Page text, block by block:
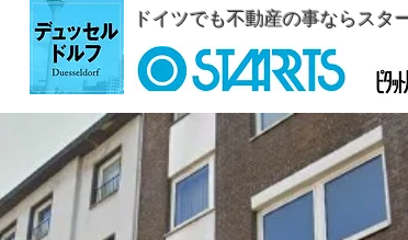
ドイツでも不動産の事ならスタ